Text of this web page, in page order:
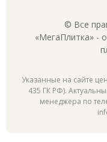
© Все
«МегаПлитка» -
Указанные на сайте
435 ГК РФ).
менеджера по